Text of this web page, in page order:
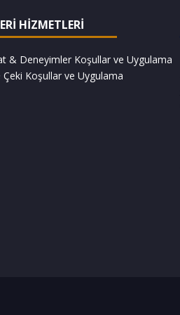
HİZMETLERİ
& Deneyimler Koşullar ve Uygulama
Çeki Koşullar ve Uygulama